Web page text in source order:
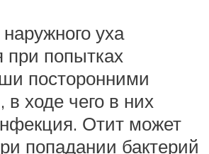
уха
при попытках
посторонними
ходе чего в них
Отит может
попадании бактерий